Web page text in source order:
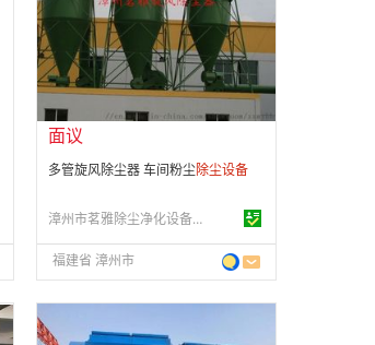
经营模式：生产制造
成立日期：2016-12-20
供应产品：25 条
面议
多管旋风除尘器 车间粉尘除尘设备
漳州市茗雅除尘净化设备有限公司
福建省 漳州市